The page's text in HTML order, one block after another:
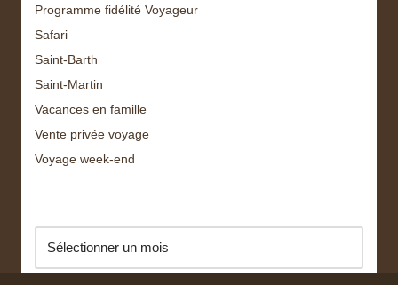
Programme fidélité Voyageur
Safari
Saint-Barth
Saint-Martin
Vacances en famille
Vente privée voyage
Voyage week-end